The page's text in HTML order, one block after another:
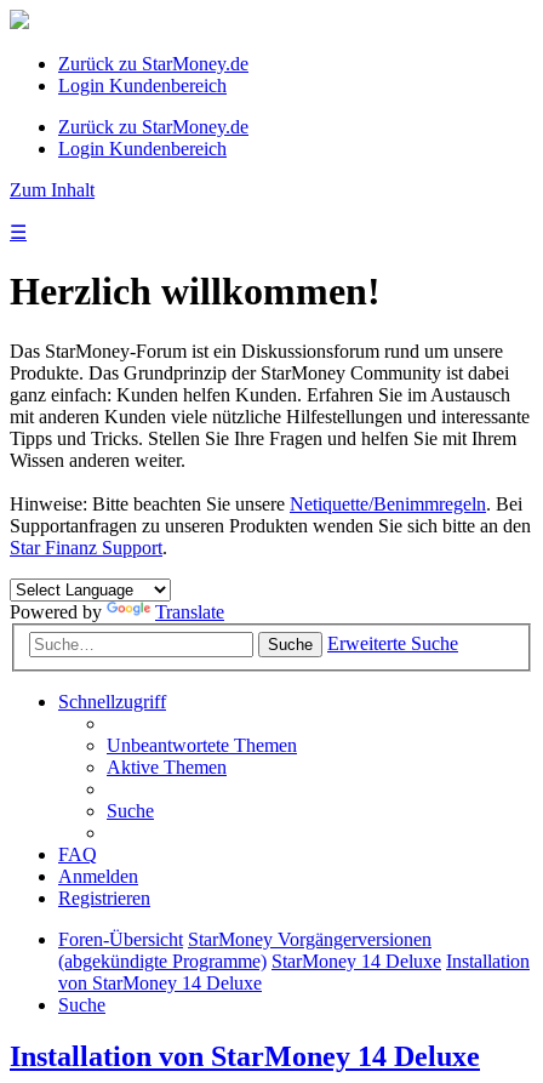
Zurück zu StarMoney.de
Login Kundenbereich
Zurück zu StarMoney.de
Login Kundenbereich
Zum Inhalt
☰
Herzlich willkommen!
Das StarMoney-Forum ist ein Diskussionsforum rund um unsere
Produkte. Das Grundprinzip der StarMoney Community ist dabei
ganz einfach: Kunden helfen Kunden. Erfahren Sie im Austausch
mit anderen Kunden viele nützliche Hilfestellungen und interessante
Tipps und Tricks. Stellen Sie Ihre Fragen und helfen Sie mit Ihrem
Wissen anderen weiter.
Hinweise: Bitte beachten Sie unsere Netiquette/Benimmregeln. Bei
Supportanfragen zu unseren Produkten wenden Sie sich bitte an den
Star Finanz Support.
Powered by Translate
Suche Erweiterte Suche
Schnellzugriff
Unbeantwortete Themen
Aktive Themen
Suche
FAQ
Anmelden
Registrieren
Foren-Übersicht StarMoney Vorgängerversionen
(abgekündigte Programme) StarMoney 14 Deluxe Installation
von StarMoney 14 Deluxe
Suche
Installation von StarMoney 14 Deluxe